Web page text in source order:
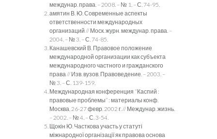
междунар. права. – 2008. – № 1. – С. 74-95.
амятин В. Ю. Современные аспекты
ответственности международных
организаций // Моск. журн. междунар. права. –
2004. – № 3. – С. 74-85.
Канашевский В. Правовое положение
международной организации как субъекта
международного частного и гражданского
права // Изв. вузов. Правоведение. – 2003. –
№ 3. – С. 139-159.
Международная конференция “Каспий :
правовые проблемы” : материалы конф.
Москва, 26-27 февр. 2002 г. // Междунар. жизнь.
– 2002. – № 4. – С. 3-54.
Щокін Ю. Часткова участь у статуті
міжнародної організації як правова основа